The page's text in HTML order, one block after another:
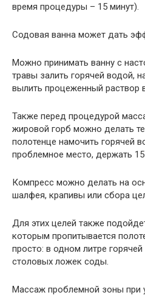
время процедуры – 15 минут).
Содовая ванна может дать
Можно принимать ванну с
травы залить горячей водой,
вылить процеженный раствор
Также перед процедурой
жировой горб можно делать
полотенце намочить горячей
проблемное место, держать
Компресс можно делать на
шалфея, крапивы или сбора
Для этих целей также
которым пропитывается
просто: в одном литре
столовых ложек соды.
Массаж проблемной зоны при